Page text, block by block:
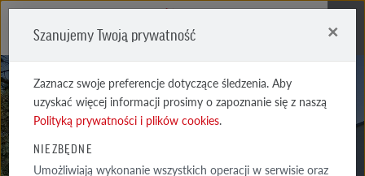
Szanujemy Twoją prywatność ×
Zaznacz swoje preferencje dotyczące śledzenia. Aby
uzyskać więcej informacji prosimy o zapoznanie się z naszą
Polityką prywatności i plików cookies.
NIEZBĘDNE
Umożliwiają wykonanie wszystkich operacji w serwisie oraz